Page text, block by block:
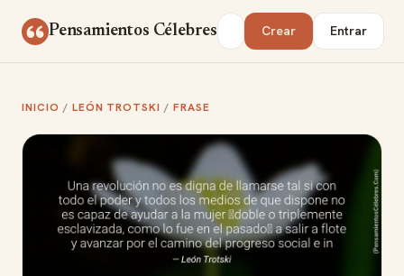
Pensamientos Célebres Buscar Crear Entrar
INICIO / LEÓN TROTSKI /FRASE